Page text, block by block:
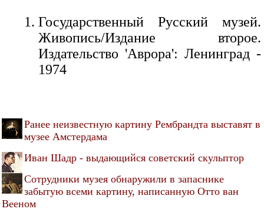
Государственный Русский музей.
Живопись/Издание второе.
Издательство 'Аврора': Ленинград -
1974
Ранее неизвестную картину Рембрандта выставят в
музее Амстердама
Иван Шадр - выдающийся советский скульптор
Cотрудники музея обнаружили в запаснике
забытую всеми картину, написанную Отто ван
Вееном